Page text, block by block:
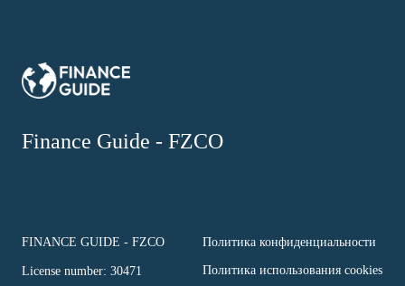
Finance Guide - FZCO
FINANCE GUIDE - FZCO
License number: 30471
Политика конфиденциальности
Политика использования cookies